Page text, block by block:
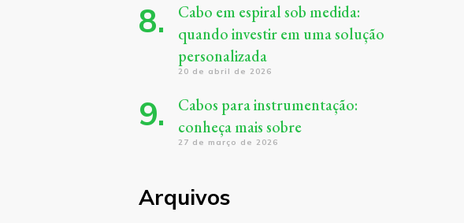
Cabo em espiral sob medida:
quando investir em uma solução
personalizada
20 de abril de 2026
Cabos para instrumentação:
conheça mais sobre
27 de março de 2026
Arquivos